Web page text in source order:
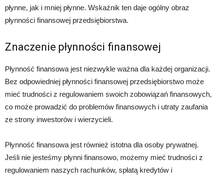
płynne, jak i mniej płynne. Wskaźnik ten daje ogólny obraz
płynności finansowej przedsiębiorstwa.
Znaczenie płynności finansowej
Płynność finansowa jest niezwykle ważna dla każdej organizacji.
Bez odpowiedniej płynności finansowej przedsiębiorstwo może
mieć trudności z regulowaniem swoich zobowiązań finansowych,
co może prowadzić do problemów finansowych i utraty zaufania
ze strony inwestorów i wierzycieli.
Płynność finansowa jest również istotna dla osoby prywatnej.
Jeśli nie jesteśmy płynni finansowo, możemy mieć trudności z
regulowaniem naszych rachunków, spłatą kredytów i